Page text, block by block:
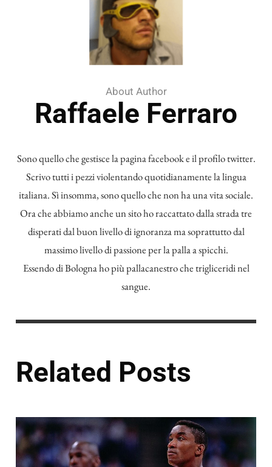
About Author
Raffaele Ferraro
Sono quello che gestisce la pagina facebook e il profilo twitter.
Scrivo tutti i pezzi violentando quotidianamente la lingua
italiana. Sì insomma, sono quello che non ha una vita sociale.
Ora che abbiamo anche un sito ho raccattato dalla strada tre
disperati dal buon livello di ignoranza ma soprattutto dal
massimo livello di passione per la palla a spicchi.
Essendo di Bologna ho più pallacanestro che trigliceridi nel
sangue.
Related Posts